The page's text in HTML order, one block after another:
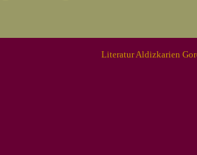
Literatur Aldizkarien